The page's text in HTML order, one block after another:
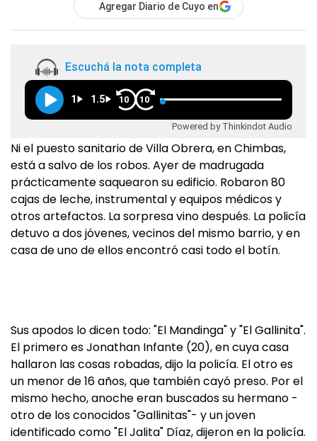
Agregar Diario de Cuyo en
Escuchá la nota completa
1 1.5 10 10
Powered by Thinkindot Audio
Ni el puesto sanitario de Villa Obrera, en Chimbas,
está a salvo de los robos. Ayer de madrugada
prácticamente saquearon su edificio. Robaron 80
cajas de leche, instrumental y equipos médicos y
otros artefactos. La sorpresa vino después. La policía
detuvo a dos jóvenes, vecinos del mismo barrio, y en
casa de uno de ellos encontró casi todo el botín.
Sus apodos lo dicen todo: "El Mandinga" y "El Gallinita".
El primero es Jonathan Infante (20), en cuya casa
hallaron las cosas robadas, dijo la policía. El otro es
un menor de 16 años, que también cayó preso. Por el
mismo hecho, anoche eran buscados su hermano -
otro de los conocidos "Gallinitas"- y un joven
identificado como "El Jalita" Díaz, dijeron en la policía.